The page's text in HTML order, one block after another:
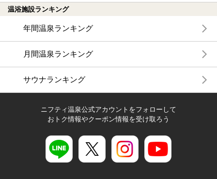
温浴施設ランキング
年間温泉ランキング
月間温泉ランキング
サウナランキング
ニフティ温泉公式アカウントをフォローして
おトク情報やクーポン情報を受け取ろう